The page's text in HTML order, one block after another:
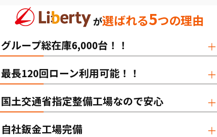
が選ばれる5つの理由
グループ総在庫6,000台！！
最長120回ローン利用可能！！
国土交通省指定整備工場なので安心
自社鈑金工場完備